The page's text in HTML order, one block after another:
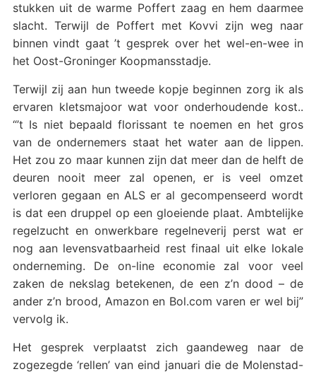
stukken uit de warme Poffert zaag en hem daarmee
slacht. Terwijl de Poffert met Kovvi zijn weg naar
binnen vindt gaat ’t gesprek over het wel-en-wee in
het Oost-Groninger Koopmansstadje.
Terwijl zij aan hun tweede kopje beginnen zorg ik als
ervaren kletsmajoor wat voor onderhoudende kost..
“’t Is niet bepaald florissant te noemen en het gros
van de ondernemers staat het water aan de lippen.
Het zou zo maar kunnen zijn dat meer dan de helft de
deuren nooit meer zal openen, er is veel omzet
verloren gegaan en ALS er al gecompenseerd wordt
is dat een druppel op een gloeiende plaat. Ambtelijke
regelzucht en onwerkbare regelneverij perst wat er
nog aan levensvatbaarheid rest finaal uit elke lokale
onderneming. De on-line economie zal voor veel
zaken de nekslag betekenen, de een z’n dood – de
ander z’n brood, Amazon en Bol.com varen er wel bij”
vervolg ik.
Het gesprek verplaatst zich gaandeweg naar de
zogezegde ‘rellen’ van eind januari die de Molenstad-